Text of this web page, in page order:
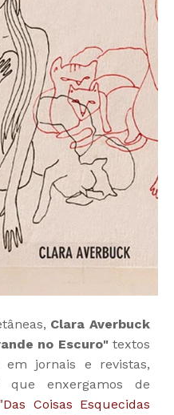
Clara Averbuck
no Escuro"textos
jornais e revistas,
enxergamos de
"Das Coisas Esquecidas